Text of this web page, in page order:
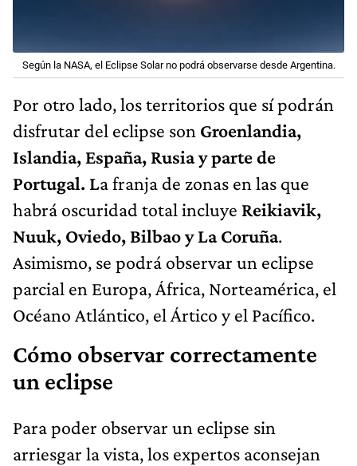
Según la NASA, el Eclipse Solar no podrá observarse desde Argentina.
Por otro lado, los territorios que sí podrán
disfrutar del eclipse son Groenlandia,
Islandia, España, Rusia y parte de
Portugal. La franja de zonas en las que
habrá oscuridad total incluye Reikiavik,
Nuuk, Oviedo, Bilbao y La Coruña.
Asimismo, se podrá observar un eclipse
parcial en Europa, África, Norteamérica, el
Océano Atlántico, el Ártico y el Pacífico.
Cómo observar correctamente
un eclipse
Para poder observar un eclipse sin
arriesgar la vista, los expertos aconsejan